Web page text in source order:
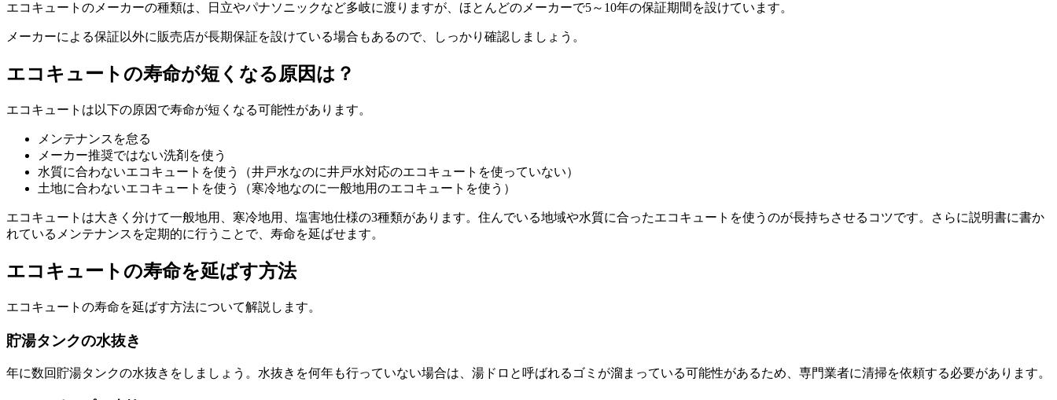
エコキュートのメーカーの種類は、日立やパナソニックなど多岐に渡りますが、ほとんどのメーカーで5～10年の保証期間を設けています。
メーカーによる保証以外に販売店が長期保証を設けている場合もあるので、しっかり確認しましょう。
エコキュートの寿命が短くなる原因は？
エコキュートは以下の原因で寿命が短くなる可能性があります。
メンテナンスを怠る
メーカー推奨ではない洗剤を使う
水質に合わないエコキュートを使う（井戸水なのに井戸水対応のエコキュートを使っていない）
土地に合わないエコキュートを使う（寒冷地なのに一般地用のエコキュートを使う）
エコキュートは大きく分けて一般地用、寒冷地用、塩害地仕様の3種類があります。住んでいる地域や水質に合ったエコキュートを使うのが長持ちさせるコツです。さらに説明書に書か
れているメンテナンスを定期的に行うことで、寿命を延ばせます。
エコキュートの寿命を延ばす方法
エコキュートの寿命を延ばす方法について解説します。
貯湯タンクの水抜き
年に数回貯湯タンクの水抜きをしましょう。水抜きを何年も行っていない場合は、湯ドロと呼ばれるゴミが溜まっている可能性があるため、専門業者に清掃を依頼する必要があります。